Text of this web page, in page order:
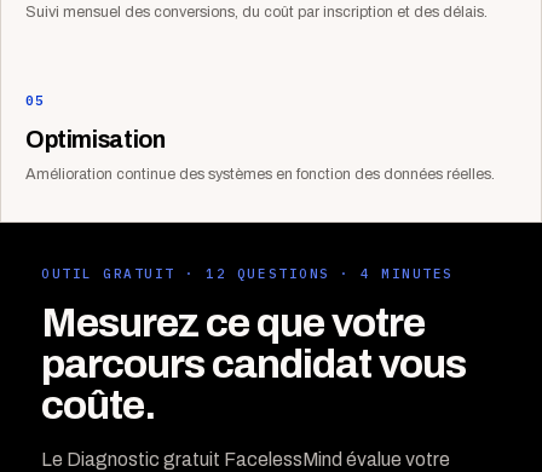
Suivi mensuel des conversions, du coût par inscription et des délais.
05
Optimisation
Amélioration continue des systèmes en fonction des données réelles.
OUTIL GRATUIT · 12 QUESTIONS · 4 MINUTES
Mesurez ce que votre
parcours candidat vous
coûte.
Le Diagnostic gratuit FacelessMind évalue votre